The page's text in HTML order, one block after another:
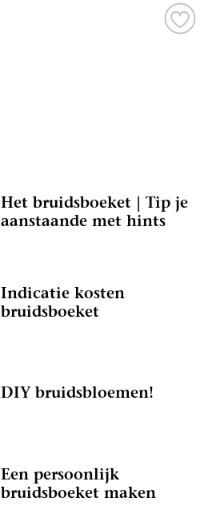
Het bruidsboeket | Tip je
aanstaande met hints
Indicatie kosten
bruidsboeket
DIY bruidsbloemen!
Een persoonlijk
bruidsboeket maken